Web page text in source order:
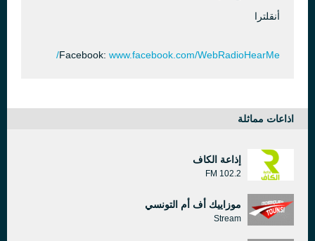
أنقلترا
Facebook: www.facebook.com/WebRadioHearMe/
اذاعات مماثلة
إذاعة الكاف
102.2 FM
موزاييك أف أم التونسي
Stream